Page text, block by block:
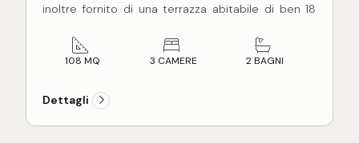
inoltre fornito di una terrazza abitabile di ben 18
soggiornare.
L'appartamento, in corso di costruzione, sarà
dell'acquirente come e pavimentazioni in parquet
o Grace porcellanato, infissi in alluminio certificati,
impianto di riscaldamento a pavimento, impianto
108 MQ 3 CAMERE 2 BAGNI
Dettagli